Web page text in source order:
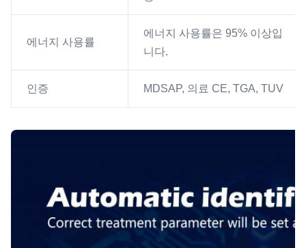
에너지 사용률
에너지 사용률은 95% 이상입
니다.
인증 MDSAP, 의료 CE, TGA, TUV